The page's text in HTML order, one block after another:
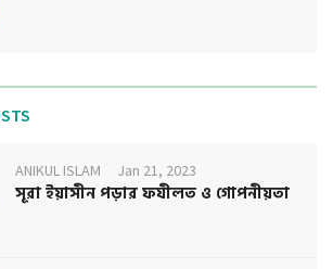
ANIKUL ISLAM Jan 21, 2023
সূরা ইয়াসীন পড়ার ফযীলত ও গোপনীয়তা